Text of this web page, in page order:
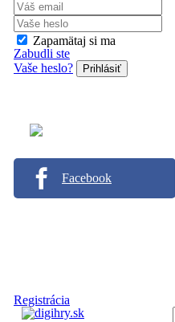
Zapamätaj si ma
Zabudli ste
Vaše heslo?
Prihlásiť
Facebook
Registrácia